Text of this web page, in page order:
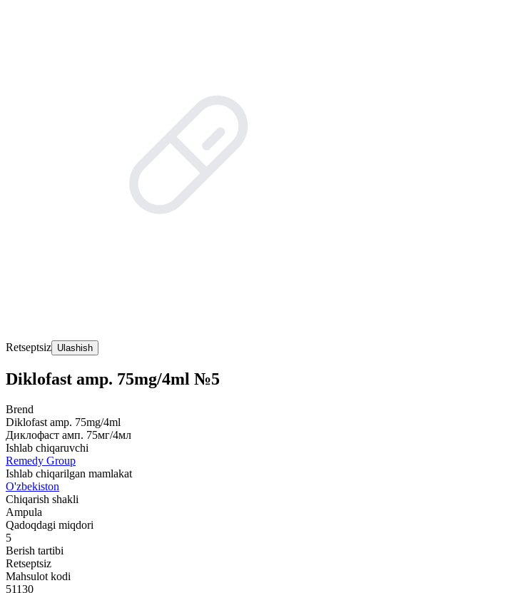
Retseptsiz Ulashish
Diklofast amp. 75mg/4ml №5
Brend
Diklofast amp. 75mg/4ml
Диклофаст амп. 75мг/4мл
Ishlab chiqaruvchi
Remedy Group
Ishlab chiqarilgan mamlakat
O'zbekiston
Chiqarish shakli
Ampula
Qadoqdagi miqdori
5
Berish tartibi
Retseptsiz
Mahsulot kodi
51130